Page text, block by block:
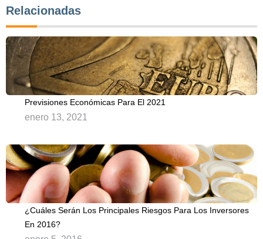
Relacionadas
Previsiones Económicas Para El 2021
enero 13, 2021
¿Cuáles Serán Los Principales Riesgos Para Los Inversores
En 2016?